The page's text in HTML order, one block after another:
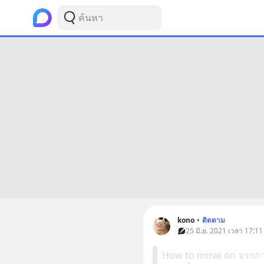
kono • ติดตาม
25 มิ.ย. 2021 เวลา 17:11
How to move on จากก